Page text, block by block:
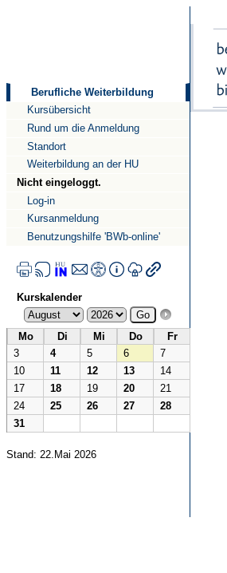
Berufliche Weiterbildung
Kursübersicht
Rund um die Anmeldung
Standort
Weiterbildung an der HU
Nicht eingeloggt.
Log-in
Kursanmeldung
Benutzungshilfe 'BWb-online'
Kurskalender
Mo Di Mi Do
Fr
3
4 5 6
7
10
11 12 13
14
17
18 19 20
21
24
25 26 27
28
31
Stand: 22.Mai 2026